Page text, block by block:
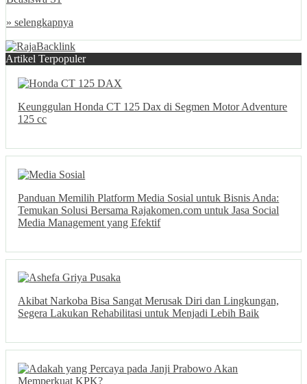
» selengkapnya
Artikel Terpopuler
Keunggulan Honda CT 125 Dax di Segmen Motor Adventure
125 cc
Panduan Memilih Platform Media Sosial untuk Bisnis Anda:
Temukan Solusi Bersama Rajakomen.com untuk Jasa Social
Media Management yang Efektif
Akibat Narkoba Bisa Sangat Merusak Diri dan Lingkungan,
Segera Lakukan Rehabilitasi untuk Menjadi Lebih Baik